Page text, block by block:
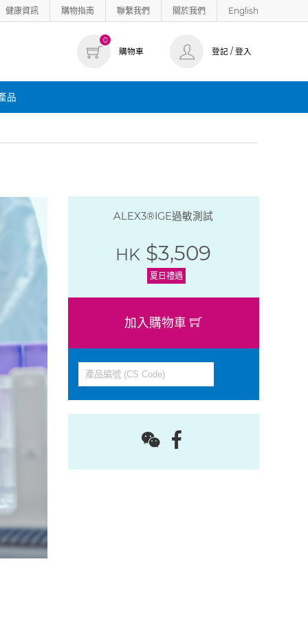
健康資訊 購物指南 聯繫我們 關於我們 English
0
購物車 登記 / 登入
品
ALEX3®IGE過敏測試
HK $3,509
夏日禮遇
加入購物車